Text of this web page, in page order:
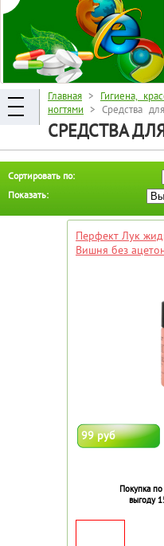
Главная > Гигиена,
ногтями > Средства
СРЕДСТВА
Сортировать по:
Показать:
Перфект Лук
Вишня без
99 руб
Покупка
выгоду